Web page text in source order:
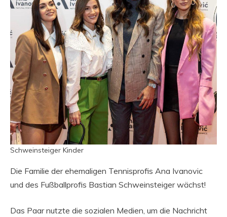
Schweinsteiger Kinder
Die Familie der ehemaligen Tennisprofis Ana Ivanovic
und des Fußballprofis Bastian Schweinsteiger wächst!
Das Paar nutzte die sozialen Medien, um die Nachricht